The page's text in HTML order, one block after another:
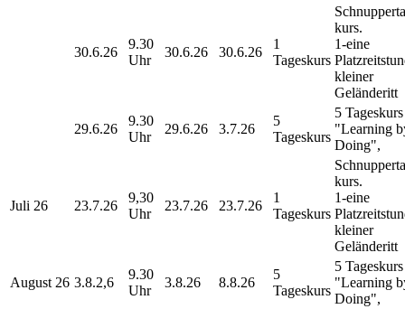
30.6.26
9.30
Uhr
30.6.26 30.6.26
1
Tageskurs
kurs.
1-eine
kleiner
Geländeritt
29.6.26
9.30
Uhr
29.6.26 3.7.26
5
Tageskurs
5 Tageskurs
"Learning
Doing",
Juli 26 23.7.26
9,30
Uhr
23.7.26 23.7.26
1
Tageskurs
kurs.
1-eine
kleiner
Geländeritt
August 26 3.8.2,6
9.30
Uhr
3.8.26 8.8.26
5
Tageskurs
5 Tageskurs
"Learning
Doing",